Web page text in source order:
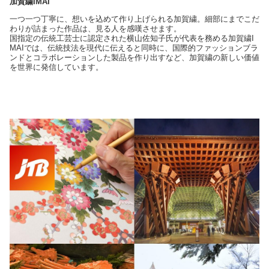
一つ一つ丁寧に、想いを込めて作り上げられる加賀繍。細部にまでこだ
わりが詰まった作品は、見る人を感嘆させます。
国指定の伝統工芸士に認定された横山佐知子氏が代表を務める加賀繍I
MAIでは、伝統技法を現代に伝えると同時に、国際的ファッションブラ
ンドとコラボレーションした製品を作り出すなど、加賀繍の新しい価値
を世界に発信しています。